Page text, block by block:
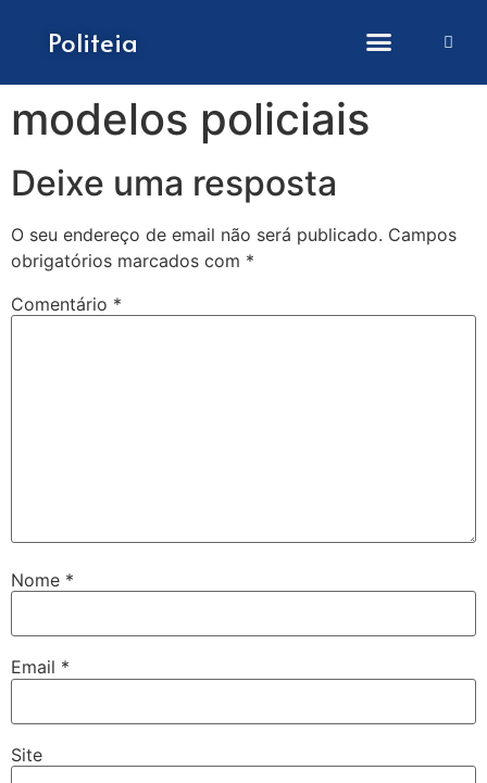
Politeia
modelos policiais
Deixe uma resposta
O seu endereço de email não será publicado. Campos
obrigatórios marcados com *
Comentário *
Nome *
Email *
Site